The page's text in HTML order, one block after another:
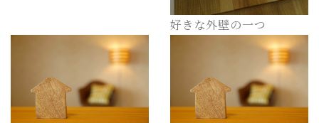
好きな外壁の一つ